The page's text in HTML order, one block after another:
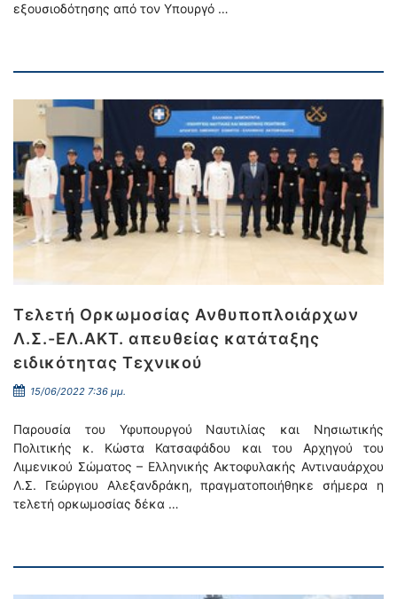
εξουσιοδότησης από τον Υπουργό …
Τελετή Ορκωμοσίας Ανθυποπλοιάρχων
Λ.Σ.-ΕΛ.ΑΚΤ. απευθείας κατάταξης
ειδικότητας Τεχνικού
15/06/2022 7:36 μμ.
Παρουσία του Υφυπουργού Ναυτιλίας και Νησιωτικής
Πολιτικής κ. Κώστα Κατσαφάδου και του Αρχηγού του
Λιμενικού Σώματος – Ελληνικής Ακτοφυλακής Αντιναυάρχου
Λ.Σ. Γεώργιου Αλεξανδράκη, πραγματοποιήθηκε σήμερα η
τελετή ορκωμοσίας δέκα …